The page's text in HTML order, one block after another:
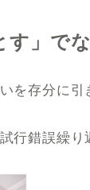
」で
を存分に
行錯誤繰り